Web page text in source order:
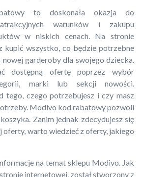
to doskonała okazja do
warunków i zakupu
w niskich cenach. Na stronie
kupić wszystko, co będzie potrzebne
garderoby dla swojego dziecka.
dostępną ofertę poprzez wybór
marki lub sekcji nowości.
tego, czego potrzebujesz i czy masz
Modivo kod rabatowy pozwoli
Zanim jednak zdecydujesz się
oferty, warto wiedzieć z oferty, jakiego
na temat sklepu Modivo. Jak
internetowej, został stworzony z